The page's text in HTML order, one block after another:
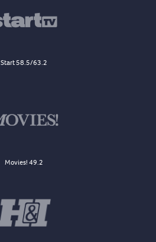
Start 58.5/63.2
Movies! 49.2